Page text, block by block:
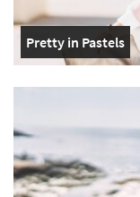
Pretty in Pastels